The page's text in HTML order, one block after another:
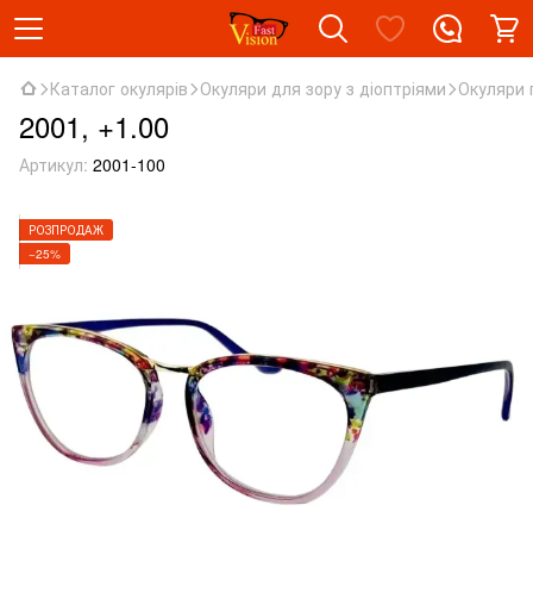
Каталог окулярів Окуляри для зору з діоптріями Окуляри
2001, +1.00
Артикул: 2001-100
РОЗПРОДАЖ
−25%